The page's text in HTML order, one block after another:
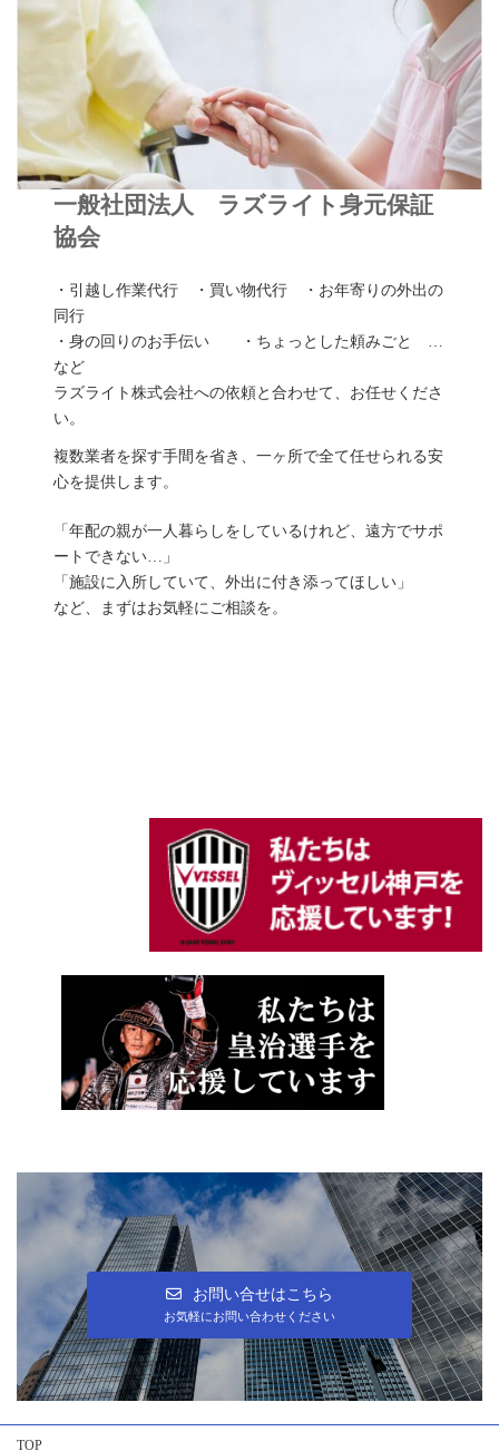
一般社団法人 ラズライト身元保証
協会
・引越し作業代行 ・買い物代行 ・お年寄りの外出の
同行
・身の回りのお手伝い ・ちょっとした頼みごと …
など
ラズライト株式会社への依頼と合わせて、お任せくださ
い。
複数業者を探す手間を省き、一ヶ所で全て任せられる安
心を提供します。
「年配の親が一人暮らしをしているけれど、遠方でサポ
ートできない…」
「施設に入所していて、外出に付き添ってほしい」
など、まずはお気軽にご相談を。
お問い合せはこちら
お気軽にお問い合わせください
TOP